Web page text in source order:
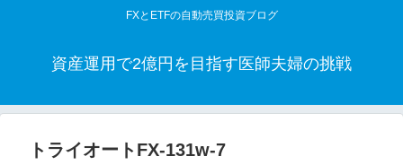
FXとETFの自動売買投資ブログ
資産運用で2億円を目指す医師夫婦の挑戦
トライオートFX-131w-7